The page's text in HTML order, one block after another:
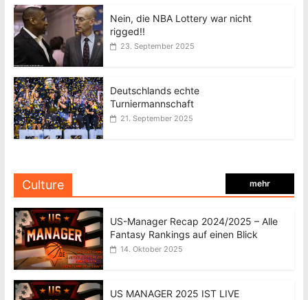
Nein, die NBA Lottery war nicht
rigged!!
23. September 2025
Deutschlands echte
Turniermannschaft
21. September 2025
Culture mehr
US-Manager Recap 2024/2025 – Alle
Fantasy Rankings auf einen Blick
14. Oktober 2025
US MANAGER 2025 IST LIVE